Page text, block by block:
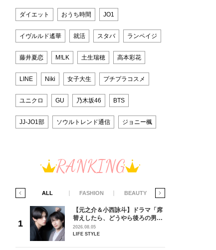
ダイエット おうち時間 JO1
イヴルルド遙華 就活 スタバ ランペイジ
藤井夏恋 M!LK 土生瑞穂 高本彩花
LINE Niki 女子大生 プチプラコスメ
ユニクロ GU 乃木坂46 BTS
JJ-JO1部 ソウルトレンド通信 ジョニー楓
RANKING
ALL FASHION BEAUTY
【元之介＆小西詠斗】ドラマ「席
替えしたら、どうやら後ろの男が
どうやら俺のこと好きらしい」放
送記念インタビュー♡ 「自然と詠
2026.08.05
LIFE STYLE